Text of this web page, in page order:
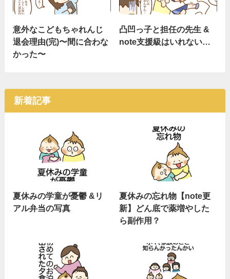
意外なこどもちゃれんじ
退会理由(完)〜間に合わな
かった〜
凸凹っ子と担任の先生 &
note支援級はいれない…
新着記事
夏休みの学童が憂鬱 &リ
アル弁当の写真
夏休みの忘れ物【note更
新】どん底で薬増やした
ら副作用？